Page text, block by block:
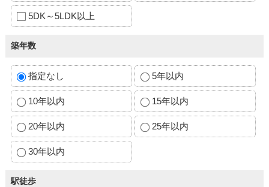
5DK～5LDK以上
築年数
指定なし 5年以内
10年以内 15年以内
20年以内 25年以内
30年以内
駅徒歩